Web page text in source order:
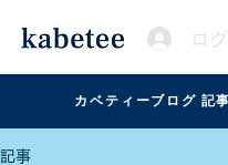
ロ
カベティーブログ 記
記事